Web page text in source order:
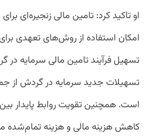
او تاکید کرد: تامین مالی زنجیره‌ای
امکان استفاده از روش‌های تعهدی
تسهیل فرآیند تامین مالی سرمایه
است. همچنین تقویت روابط پایدار بین
کاهش هزینه مالی و هزینه تمام‌شده